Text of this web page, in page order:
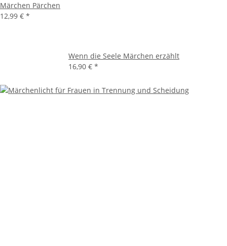
Märchen Pärchen
12,99 € *
Wenn die Seele Märchen erzählt
16,90 € *